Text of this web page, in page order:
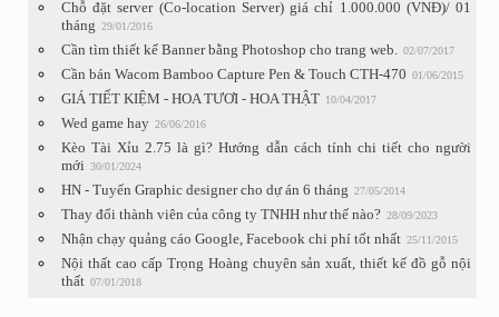
Chỗ đặt server (Co-location Server) giá chỉ 1.000.000 (VNĐ)/ 01
tháng 29/01/2016
Cần tìm thiết kế Banner bằng Photoshop cho trang web. 02/07/2017
Cần bán Wacom Bamboo Capture Pen & Touch CTH-470 01/06/2015
GIÁ TIẾT KIỆM - HOA TƯƠI - HOA THẬT 10/04/2017
Wed game hay 26/06/2016
Kèo Tài Xỉu 2.75 là gì? Hướng dẫn cách tính chi tiết cho người
mới 30/01/2024
HN - Tuyển Graphic designer cho dự án 6 tháng 27/05/2014
Thay đổi thành viên của công ty TNHH như thế nào? 28/09/2023
Nhận chạy quảng cáo Google, Facebook chi phí tốt nhất 25/11/2015
Nội thất cao cấp Trọng Hoàng chuyên sản xuất, thiết kế đồ gỗ nội
thất 07/01/2018